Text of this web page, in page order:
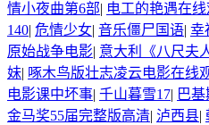
情小夜曲第6部| 电工的艳遇在线
140| 危情少女| 音乐僵尸国语| 幸
原始战争电影| 意大利《八尺夫
妹| 啄木鸟版壮志凌云电影在线
电影课中坏事| 千山暮雪17| 巴
金马奖55届完整版高清| 泸西县|